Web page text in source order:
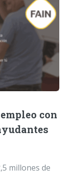
con
millones de